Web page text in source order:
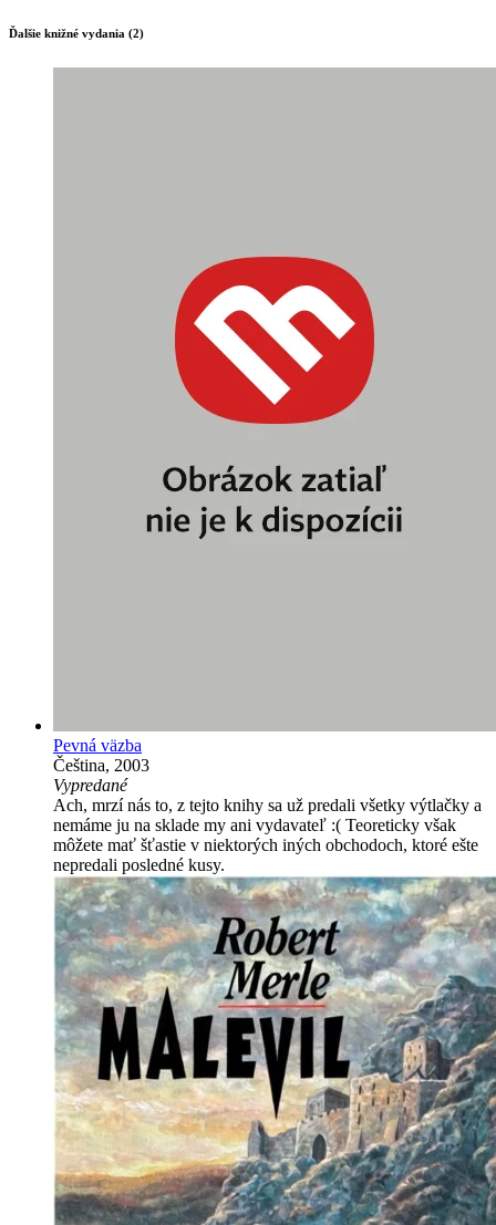
Ďalšie knižné vydania (2)
Pevná väzba
Čeština, 2003
Vypredané
Ach, mrzí nás to, z tejto knihy sa už predali všetky výtlačky a
nemáme ju na sklade my ani vydavateľ :( Teoreticky však
môžete mať šťastie v niektorých iných obchodoch, ktoré ešte
nepredali posledné kusy.